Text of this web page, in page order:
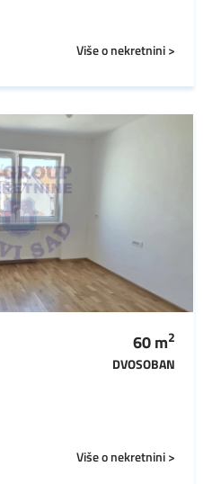
Više o nekretnini >
60m2
DVOSOBAN
Više o nekretnini >